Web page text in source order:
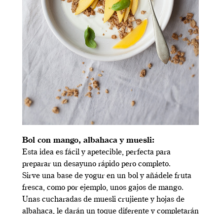
Bol con mango, albahaca y muesli:
Esta idea es fácil y apetecible, perfecta para
preparar un desayuno rápido pero completo.
Sirve una base de yogur en un bol y añádele fruta
fresca, como por ejemplo, unos gajos de mango.
Unas cucharadas de muesli crujiente y hojas de
albahaca, le darán un toque diferente y completarán